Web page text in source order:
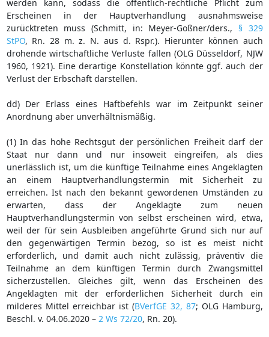
werden kann, sodass die öffentlich-rechtliche Pflicht zum
Erscheinen in der Hauptverhandlung ausnahmsweise
zurücktreten muss (Schmitt, in: Meyer-Goßner/ders., § 329
StPO, Rn. 28 m. z. N. aus d. Rspr.). Hierunter können auch
drohende wirtschaftliche Verluste fallen (OLG Düsseldorf, NJW
1960, 1921). Eine derartige Konstellation könnte ggf. auch der
Verlust der Erbschaft darstellen.
dd) Der Erlass eines Haftbefehls war im Zeitpunkt seiner
Anordnung aber unverhältnismäßig.
(1) In das hohe Rechtsgut der persönlichen Freiheit darf der
Staat nur dann und nur insoweit eingreifen, als dies
unerlässlich ist, um die künftige Teilnahme eines Angeklagten
an einem Hauptverhandlungstermin mit Sicherheit zu
erreichen. Ist nach den bekannt gewordenen Umständen zu
erwarten, dass der Angeklagte zum neuen
Hauptverhandlungstermin von selbst erscheinen wird, etwa,
weil der für sein Ausbleiben angeführte Grund sich nur auf
den gegenwärtigen Termin bezog, so ist es meist nicht
erforderlich, und damit auch nicht zulässig, präventiv die
Teilnahme an dem künftigen Termin durch Zwangsmittel
sicherzustellen. Gleiches gilt, wenn das Erscheinen des
Angeklagten mit der erforderlichen Sicherheit durch ein
milderes Mittel erreichbar ist (BVerfGE 32, 87; OLG Hamburg,
Beschl. v. 04.06.2020 – 2 Ws 72/20, Rn. 20).